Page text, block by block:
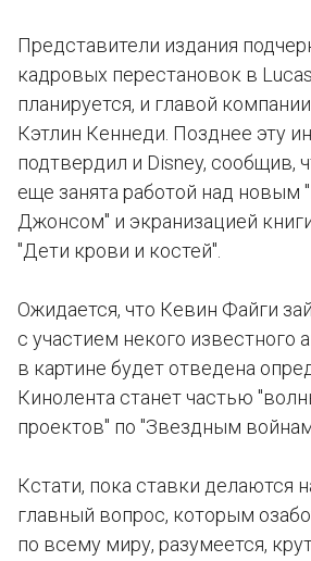
Представители издания
кадровых перестановок в
планируется, и главой
Кэтлин Кеннеди. Позднее эту
подтвердил и Disney, сообщив,
еще занята работой над новым
Джонсом" и экранизацией
"Дети крови и костей".
Ожидается, что Кевин Файги
с участием некого известного
в картине будет отведена
Кинолента станет частью
проектов" по "Звездным
Кстати, пока ставки делаются
главный вопрос, которым
по всему миру, разумеется,